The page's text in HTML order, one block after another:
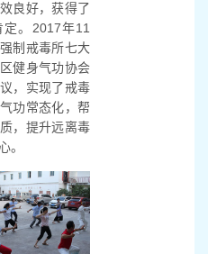
良好，获得了
。2017年11
制戒毒所七大
健身气功协会
，实现了戒毒
功常态化，帮
，提升远离毒
。